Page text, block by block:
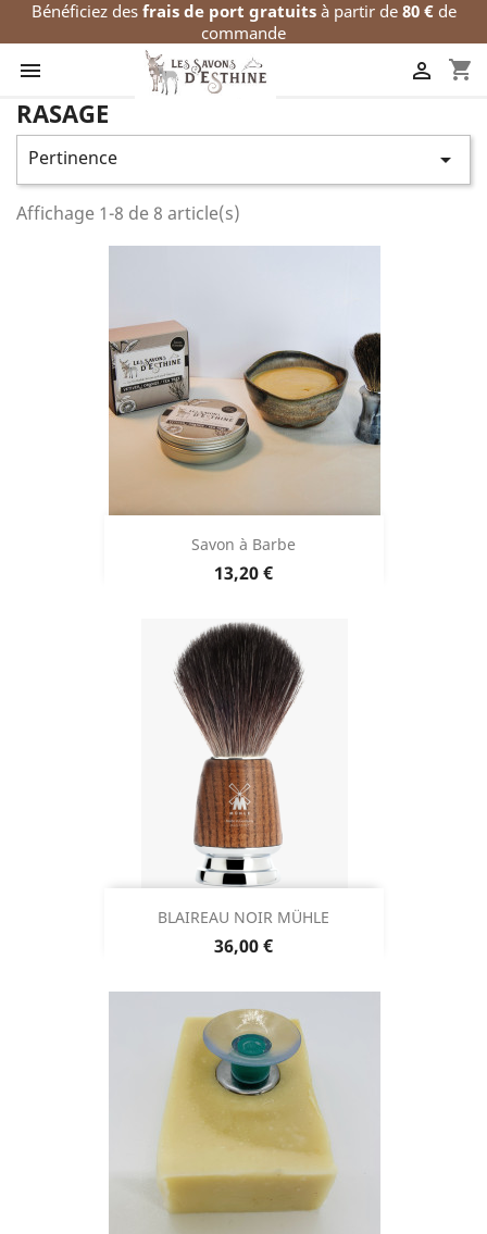
Bénéficiez des frais de port gratuitsà partir de 80 €de
commande
 shopping_cart

RASAGE
Pertinence 
Affichage 1-8 de 8 article(s)
Savon à Barbe
Prix
13,20 €
BLAIREAU NOIR MÜHLE
Prix
36,00 €